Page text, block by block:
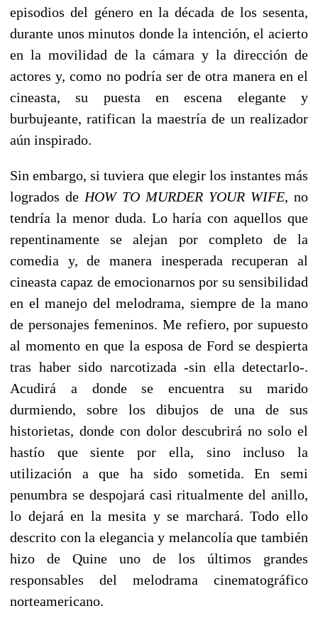
episodios del género en la década de los sesenta,
durante unos minutos donde la intención, el acierto
en la movilidad de la cámara y la dirección de
actores y, como no podría ser de otra manera en el
cineasta, su puesta en escena elegante y
burbujeante, ratifican la maestría de un realizador
aún inspirado.
Sin embargo, si tuviera que elegir los instantes más
logrados de HOW TO MURDER YOUR WIFE, no
tendría la menor duda. Lo haría con aquellos que
repentinamente se alejan por completo de la
comedia y, de manera inesperada recuperan al
cineasta capaz de emocionarnos por su sensibilidad
en el manejo del melodrama, siempre de la mano
de personajes femeninos. Me refiero, por supuesto
al momento en que la esposa de Ford se despierta
tras haber sido narcotizada -sin ella detectarlo-.
Acudirá a donde se encuentra su marido
durmiendo, sobre los dibujos de una de sus
historietas, donde con dolor descubrirá no solo el
hastío que siente por ella, sino incluso la
utilización a que ha sido sometida. En semi
penumbra se despojará casi ritualmente del anillo,
lo dejará en la mesita y se marchará. Todo ello
descrito con la elegancia y melancolía que también
hizo de Quine uno de los últimos grandes
responsables del melodrama cinematográfico
norteamericano.